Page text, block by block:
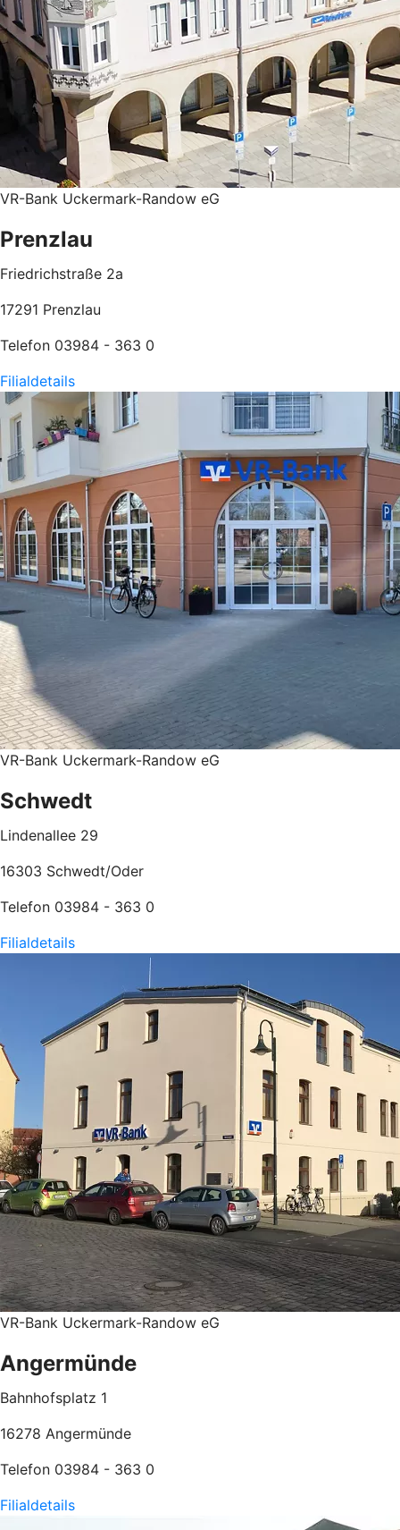
VR-Bank Uckermark-Randow eG
Prenzlau
Friedrichstraße 2a
17291 Prenzlau
Telefon 03984 - 363 0
Filialdetails
VR-Bank Uckermark-Randow eG
Schwedt
Lindenallee 29
16303 Schwedt/Oder
Telefon 03984 - 363 0
Filialdetails
VR-Bank Uckermark-Randow eG
Angermünde
Bahnhofsplatz 1
16278 Angermünde
Telefon 03984 - 363 0
Filialdetails